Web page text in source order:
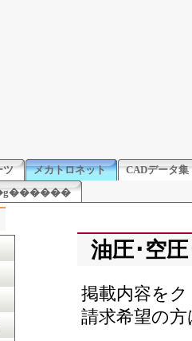
ツ メカトロネット
CADデータ集
油圧･空
掲載内容を
請求希望の方